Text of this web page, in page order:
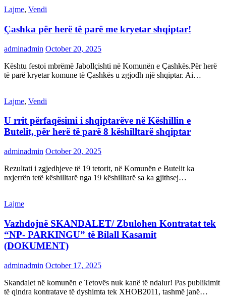
Lajme, Vendi
Çashka për herë të parë me kryetar shqiptar!
adminadmin October 20, 2025
Kështu festoi mbrëmë Jabollçishti në Komunën e Çashkës.Për herë
të parë kryetar komune të Çashkës u zgjodh një shqiptar. Ai…
Lajme, Vendi
U rrit përfaqësimi i shqiptarëve në Këshillin e
Butelit, për herë të parë 8 këshilltarë shqiptar
adminadmin October 20, 2025
Rezultati i zgjedhjeve të 19 tetorit, në Komunën e Butelit ka
nxjerrën tetë këshilltarë nga 19 këshilltarë sa ka gjithsej…
Lajme
Vazhdojnë SKANDALET/ Zbulohen Kontratat tek
“NP- PARKINGU” të Bilall Kasamit
(DOKUMENT)
adminadmin October 17, 2025
Skandalet në komunën e Tetovës nuk kanë të ndalur! Pas publikimit
të qindra kontratave të dyshimta tek XHOB2011, tashmë janë…